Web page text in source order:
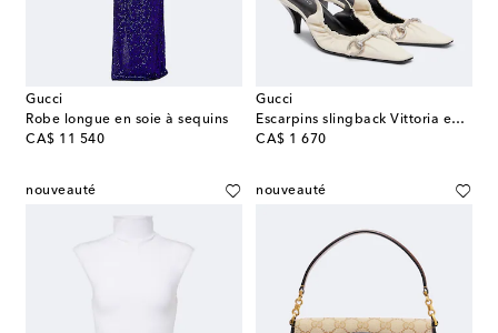
Gucci
Robe longue en soie à sequins
CA$ 11 540
original price
Gucci
Escarpins slingback Vittoria en cuir
CA$ 1 670
original price
nouveauté nouveauté